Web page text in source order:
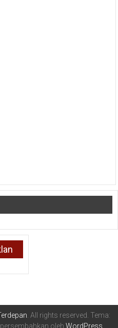
. All rights reserved. Tema:
oleh WordPress